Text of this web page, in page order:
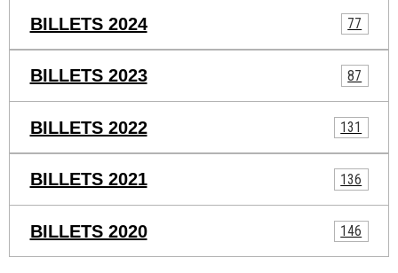
BILLETS 2024 77
BILLETS 2023 87
BILLETS 2022 131
BILLETS 2021 136
BILLETS 2020 146